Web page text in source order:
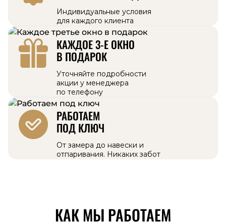
Индивидуальные условия
для каждого клиента
КАЖДОЕ 3-Е ОКНО
В ПОДАРОК
Уточняйте подробности
акции у менеджера
по телефону
РАБОТАЕМ
ПОД КЛЮЧ
От замера до навески и
отпаривания. Никаких забот
КАК МЫ РАБОТАЕМ